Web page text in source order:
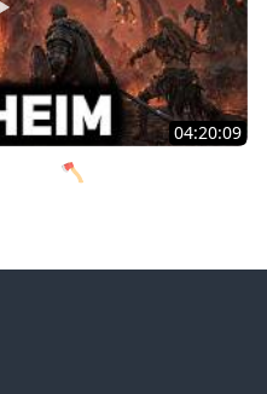
04:20:09
🪓 Valheim [PC 2021]